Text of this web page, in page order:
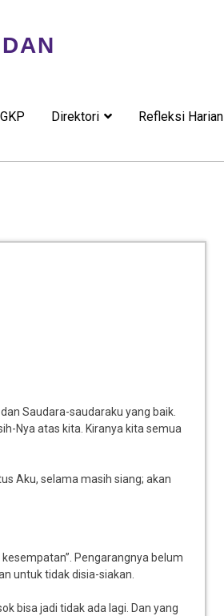
Direktori Refleksi Harian
Saudara-saudaraku yang baik.
Nya atas kita. Kiranya kita semua
Aku, selama masih siang; akan
Pengarangnya belum
untuk tidak disia-siakan.
bisa jadi tidak ada lagi. Dan yang